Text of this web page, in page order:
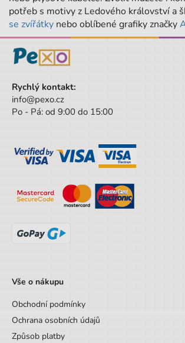
potřeb s motivy z Ledového království a
se zvířátky nebo oblíbené grafiky značky
Rychlý kontakt:
info@pexo.cz
Po - Pá: od 9:00 do 15:00
Vše o nákupu
Obchodní podmínky
Ochrana osobních údajů
Způsob platby